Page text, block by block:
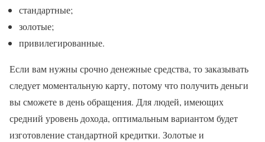
стандартные;
золотые;
привилегированные.
Если вам нужны срочно денежные средства, то заказывать
следует моментальную карту, потому что получить деньги
вы сможете в день обращения. Для людей, имеющих
средний уровень дохода, оптимальным вариантом будет
изготовление стандартной кредитки. Золотые и